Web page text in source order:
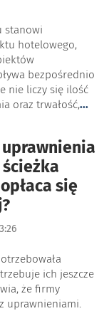
stanowi
hotelowego,
bezpośrednio
nie liczy się ilość
oraz trwałość,...
uprawnienia
ścieżka
się
ich jeszcze
że firmy
uprawnieniami.